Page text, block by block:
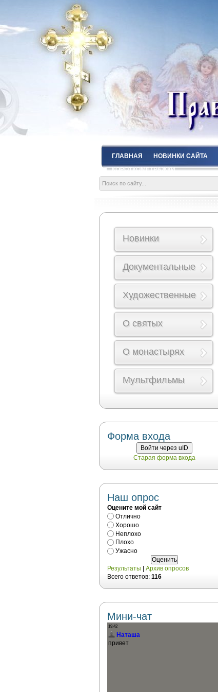
ГЛАВНАЯ НОВИНКИ САЙТА
КОРОТКОМЕТРАЖКИ
Новинки
Документальные
Художественные
О святых
О монастырях
Мультфильмы
Форма входа
Войти через uID
Старая форма входа
Наш опрос
Оцените мой сайт
Отлично
Хорошо
Неплохо
Плохо
Ужасно
Результаты
Архив опросов
Всего ответов: 116
Мини-чат